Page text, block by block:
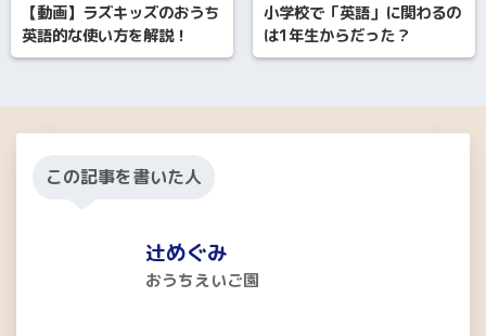
【動画】ラズキッズのおうち
英語的な使い方を解説！
小学校で「英語」に関わるの
は1年生からだった？
この記事を書いた人
辻めぐみ
おうちえいご園